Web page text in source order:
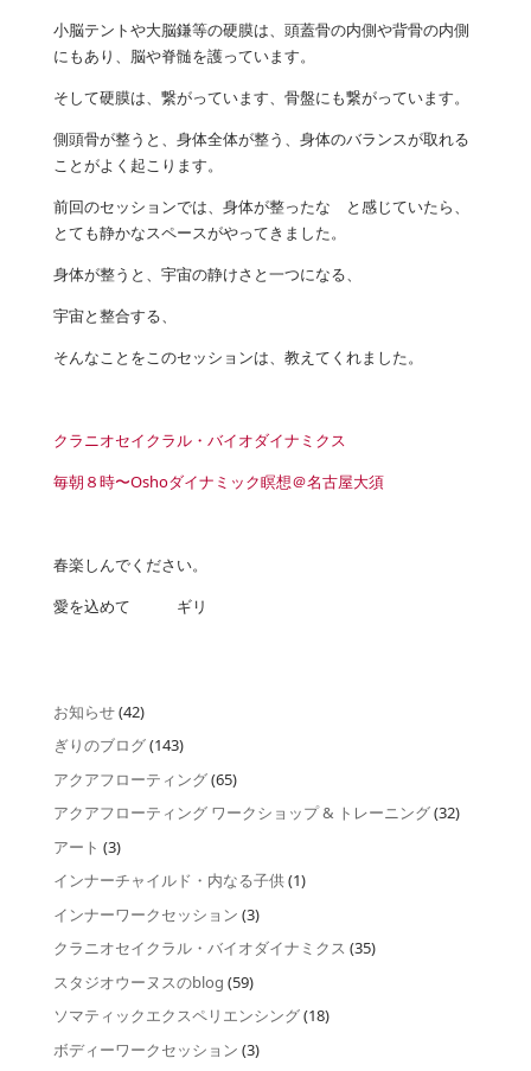
小脳テントや大脳鎌等の硬膜は、頭蓋骨の内側や背骨の内側
にもあり、脳や脊髄を護っています。
そして硬膜は、繋がっています、骨盤にも繋がっています。
側頭骨が整うと、身体全体が整う、身体のバランスが取れる
ことがよく起こります。
前回のセッションでは、身体が整ったな と感じていたら、
とても静かなスペースがやってきました。
身体が整うと、宇宙の静けさと一つになる、
宇宙と整合する、
そんなことをこのセッションは、教えてくれました。
クラニオセイクラル・バイオダイナミクス
毎朝８時〜Oshoダイナミック瞑想＠名古屋大須
春楽しんでください。
愛を込めて ギリ
お知らせ(42)
ぎりのブログ(143)
アクアフローティング(65)
アクアフローティング ワークショップ & トレーニング(32)
アート (3)
インナーチャイルド・内なる子供(1)
インナーワークセッション (3)
クラニオセイクラル・バイオダイナミクス (35)
スタジオウーヌスのblog (59)
ソマティックエクスペリエンシング(18)
ボディーワークセッション (3)